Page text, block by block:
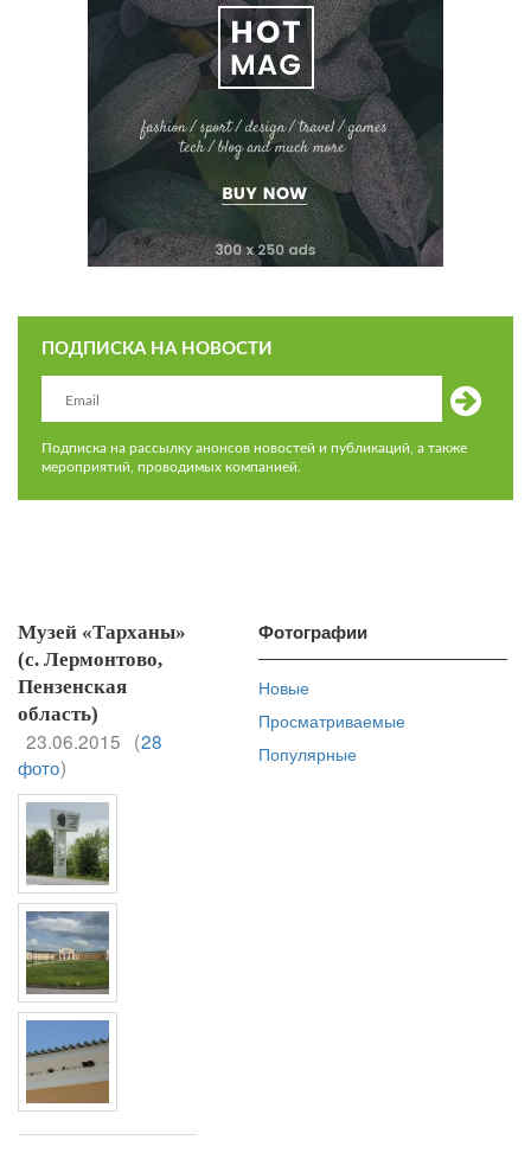
ПОДПИСКА НА НОВОСТИ
Подписка на рассылку анонсов новостей и публикаций, а также
мероприятий, проводимых компанией.
Фотографии
Новые
Просматриваемые
Популярные
Музей «Тарханы»
(с. Лермонтово,
Пензенская
область)
23.06.2015 (28
фото)